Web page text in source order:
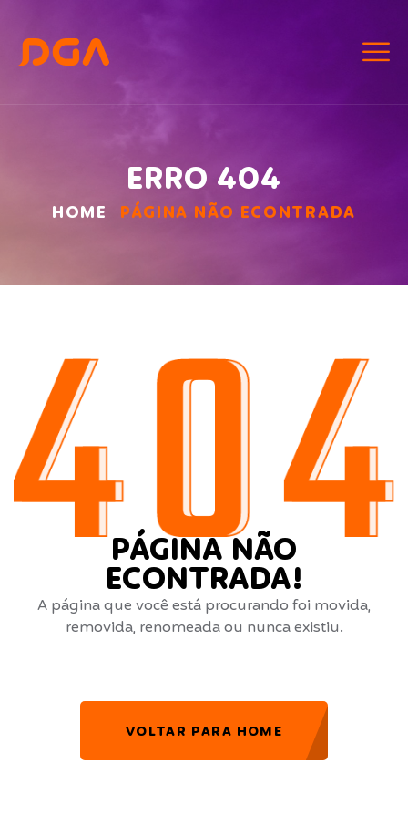
ERRO 404
HOME PÁGINA NÃO ECONTRADA
PÁGINA NÃO
ECONTRADA!
A página que você está procurando foi movida,
removida, renomeada ou nunca existiu.
VOLTAR PARA HOME